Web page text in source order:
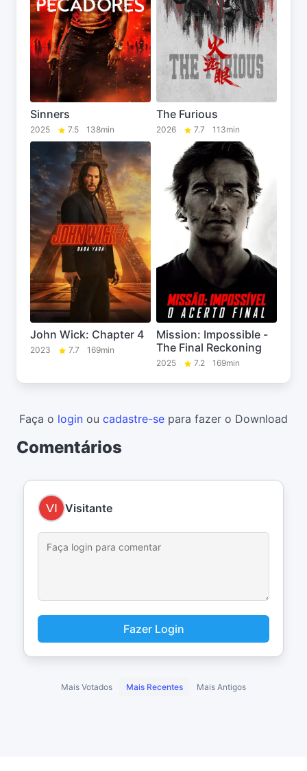
Sinners
2025 7.5 138min
The Furious
2026 7.7 113min
John Wick: Chapter 4
2023 7.7 169min
Mission: Impossible -
The Final Reckoning
2025 7.2 169min
Faça o login ou cadastre-se para fazer o Download
Comentários
Visitante
Fazer Login
Mais Votados Mais Recentes Mais Antigos